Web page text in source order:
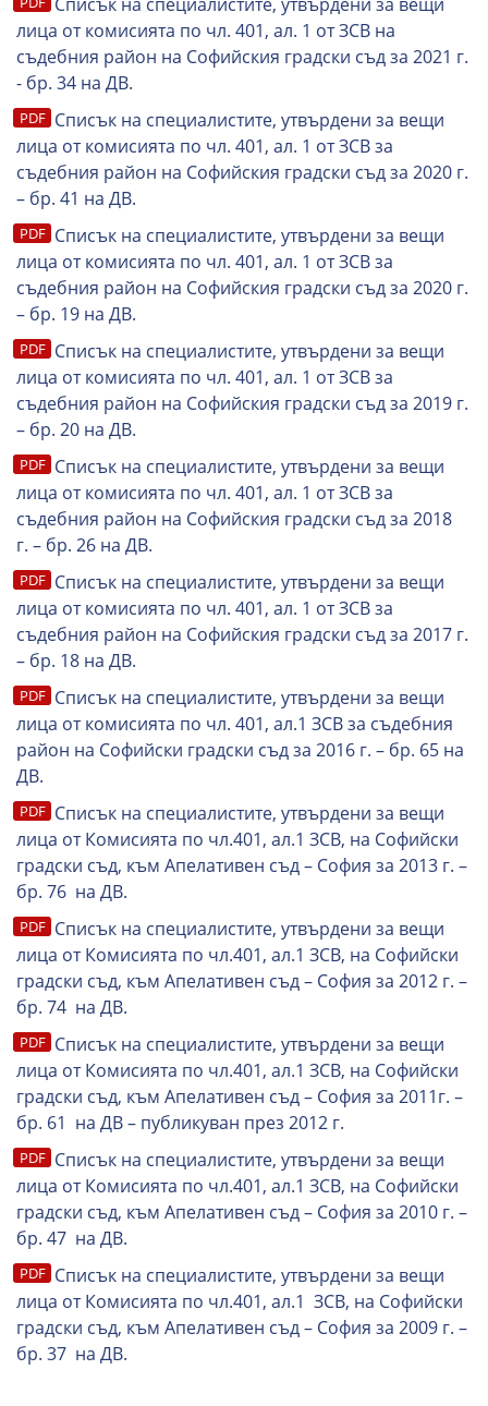
лица от комисията по чл. 401, ал. 1 от ЗСВ на
съдебния район на Софийския градски съд за 2021 г.
- бр. 34 на ДВ.
Списък на специалистите, утвърдени за вещи
лица от комисията по чл. 401, ал. 1 от ЗСВ за
съдебния район на Софийския градски съд за 2020 г.
– бр. 41 на ДВ.
Списък на специалистите, утвърдени за вещи
лица от комисията по чл. 401, ал. 1 от ЗСВ за
съдебния район на Софийския градски съд за 2020 г.
– бр. 19 на ДВ.
Списък на специалистите, утвърдени за вещи
лица от комисията по чл. 401, ал. 1 от ЗСВ за
съдебния район на Софийския градски съд за 2019 г.
– бр. 20 на ДВ.
Списък на специалистите, утвърдени за вещи
лица от комисията по чл. 401, ал. 1 от ЗСВ за
съдебния район на Софийския градски съд за 2018
г. – бр. 26 на ДВ.
Списък на специалистите, утвърдени за вещи
лица от комисията по чл. 401, ал. 1 от ЗСВ за
съдебния район на Софийския градски съд за 2017 г.
– бр. 18 на ДВ.
Списък на специалистите, утвърдени за вещи
лица от комисията по чл. 401, ал.1 ЗСВ за съдебния
район на Софийски градски съд за 2016 г. – бр. 65 на
ДВ.
Списък на специалистите, утвърдени за вещи
лица от Комисията по чл.401, ал.1 ЗСВ, на Софийски
градски съд, към Апелативен съд – София за 2013 г. –
бр. 76 на ДВ.
Списък на специалистите, утвърдени за вещи
лица от Комисията по чл.401, ал.1 ЗСВ, на Софийски
градски съд, към Апелативен съд – София за 2012 г. –
бр. 74 на ДВ.
Списък на специалистите, утвърдени за вещи
лица от Комисията по чл.401, ал.1 ЗСВ, на Софийски
градски съд, към Апелативен съд – София за 2011г. –
бр. 61 на ДВ – публикуван през 2012 г.
Списък на специалистите, утвърдени за вещи
лица от Комисията по чл.401, ал.1 ЗСВ, на Софийски
градски съд, към Апелативен съд – София за 2010 г. –
бр. 47 на ДВ.
Списък на специалистите, утвърдени за вещи
лица от Комисията по чл.401, ал.1 ЗСВ, на Софийски
градски съд, към Апелативен съд – София за 2009 г. –
бр. 37 на ДВ.